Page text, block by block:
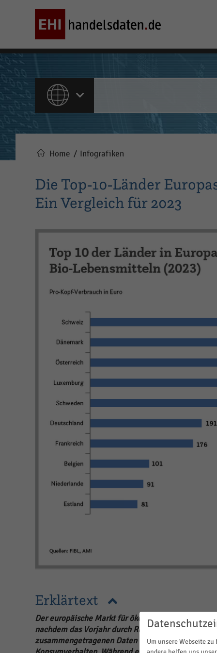
ALLE INHALTE
Pfadnavigation
Home Infografiken
Die Top-10-Länder
Ein Vergleich für 2023
Erklärtext
Der europäische Markt für ökologisch erzeugte
nachdem das Vorjahr durch Rückgänge geprägt
zusammengetragenen Daten für die Top-10-
Um unsere Webseite